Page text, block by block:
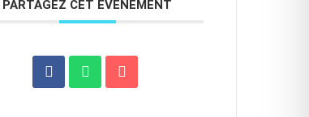
PARTAGEZ CET ÉVÉNEMENT